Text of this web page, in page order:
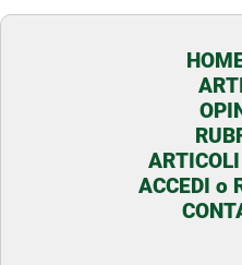
ACCEDI o